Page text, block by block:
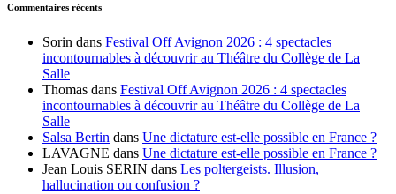
Commentaires récents
Sorin dans Festival Off Avignon 2026 : 4 spectacles
incontournables à découvrir au Théâtre du Collège de La
Salle
Thomas dans Festival Off Avignon 2026 : 4 spectacles
incontournables à découvrir au Théâtre du Collège de La
Salle
Salsa Bertin dans Une dictature est-elle possible en France ?
LAVAGNE dans Une dictature est-elle possible en France ?
Jean Louis SERIN dans Les poltergeists. Illusion,
hallucination ou confusion ?